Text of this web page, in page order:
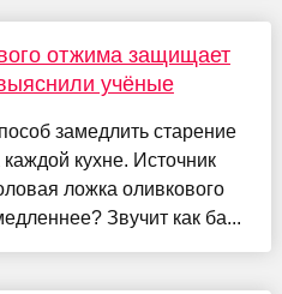
отжима защищает
учёные
замедлить старение
кухне. Источник
ложка оливкового
Звучит как ба...